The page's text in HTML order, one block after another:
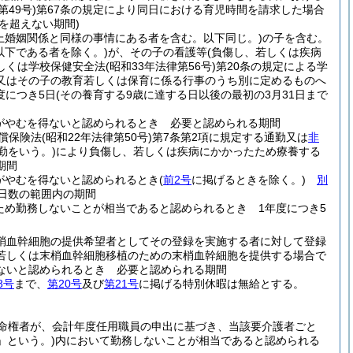
49号)第67条の規定により同日における育児時間を請求した場合
超えない期間)
姻関係と同様の事情にある者を含む。以下同じ。)の子を含む。
である者を除く。)が、その子の看護等(負傷し、若しくは疾病
くは学校保健安全法(昭和33年法律第56号)第20条の規定による学
その子の教育若しくは保育に係る行事のうち別に定めるものへ
につき5日(その養育する9歳に達する日以後の最初の3月31日まで
やむを得ないと認められるとき 必要と認められる期間
保険法(昭和22年法律第50号)第7条第2項に規定する通勤又は非
をいう。)により負傷し、若しくは疾病にかかったため療養する
間
むを得ないと認められるとき(前2号に掲げるときを除く。)
別
数の範囲内の期間
勤務しないことが相当であると認められるとき 1年度につき5
血幹細胞の提供希望者としてその登録を実施する者に対して登録
くは末梢血幹細胞移植のための末梢血幹細胞を提供する場合で
いと認められるとき 必要と認められる期間
号まで、 第20号及び第21号に掲げる特別休暇は無給とする。
者が、会計年度任用職員の申出に基づき、当該要介護者ごと
という。)内において勤務しないことが相当であると認められる